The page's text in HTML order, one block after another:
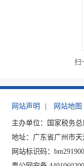
扫
网站声明 网站地图
主办单位：国家税务
地址：广东省广州市
网站标识码：